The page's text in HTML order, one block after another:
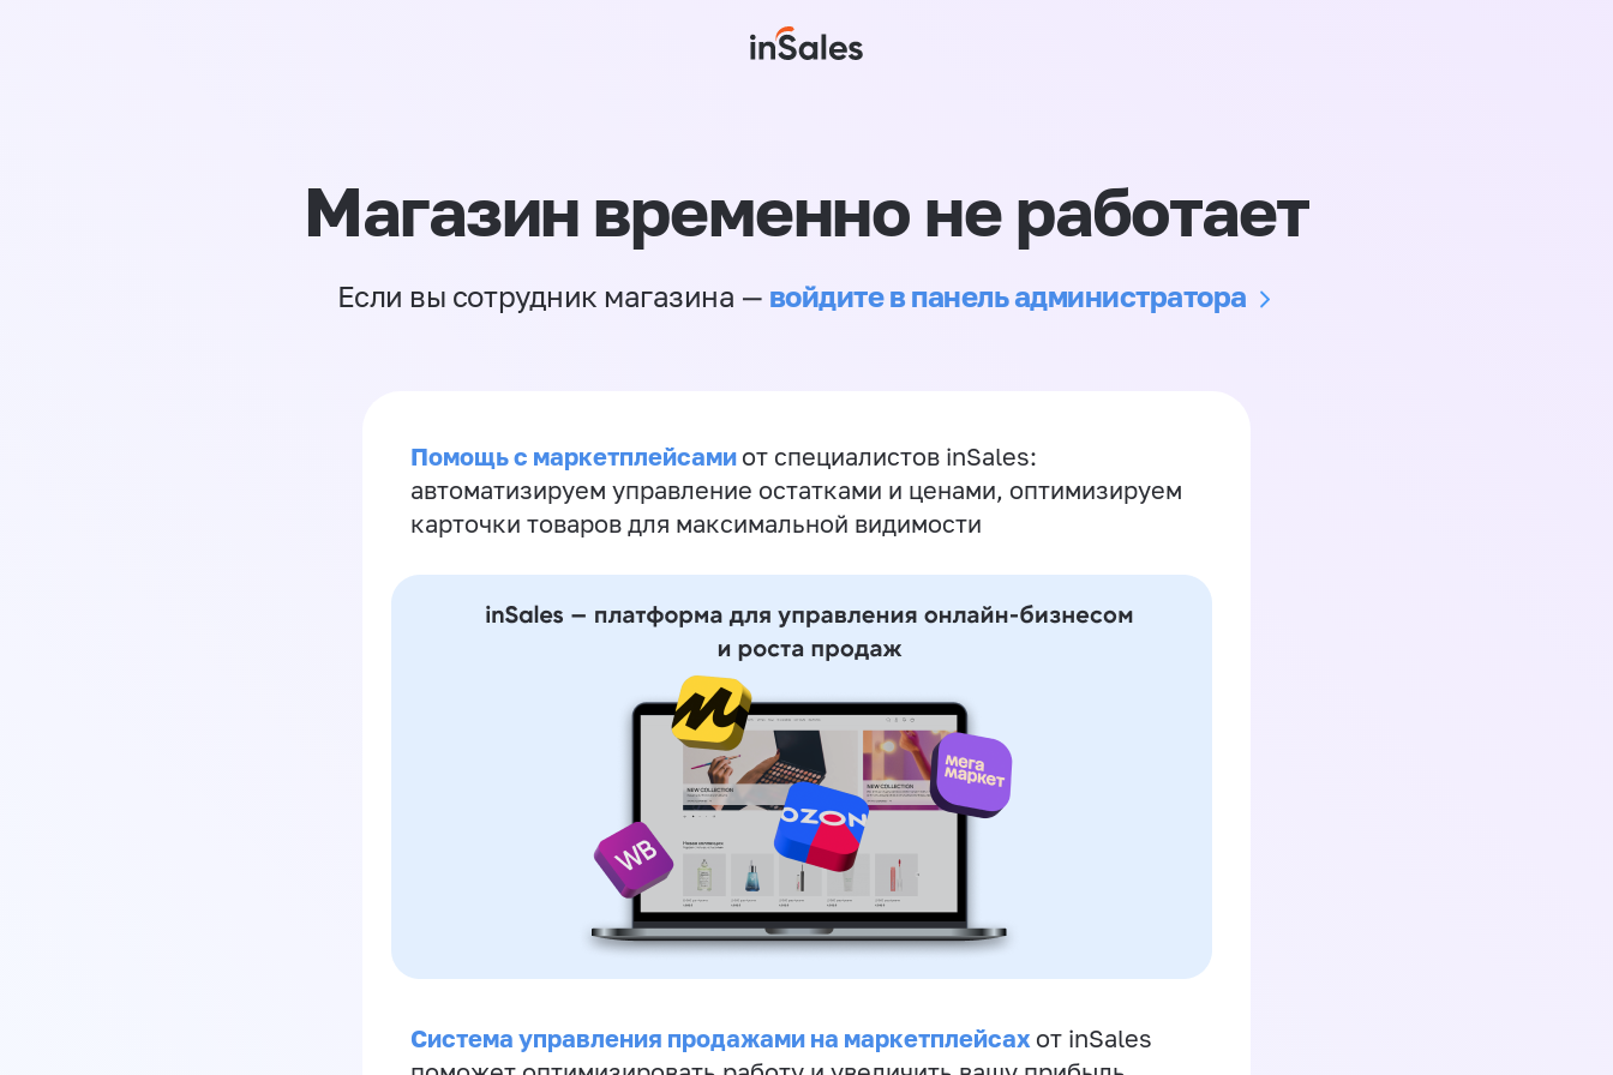
Магазин временно не работает
Если вы сотрудник магазина — войдите в панель администратора
Помощь с маркетплейсами от специалистов inSales:
автоматизируем управление остатками и ценами, оптимизируем
карточки товаров для максимальной видимости
Система управления продажами на маркетплейсах от inSales